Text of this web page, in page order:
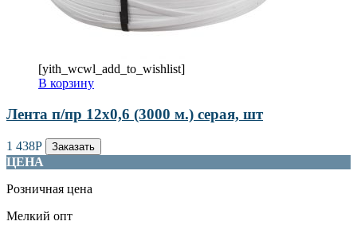
[yith_wcwl_add_to_wishlist]
В корзину
Лента п/пр 12х0,6 (3000 м.) серая, шт
1 438Р Заказать
ЦЕНА
Розничная цена
Мелкий опт